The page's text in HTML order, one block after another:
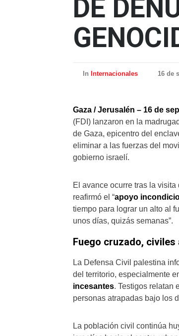
DE
In Internacionales 16 de
Gaza / Jerusalén – 16 de
(FDI) lanzaron en la
de Gaza, epicentro del
eliminar a las fuerzas del
gobierno israelí.
El avance ocurre tras la
reafirmó el “apoyo
tiempo para lograr un alto al
unos días, quizás semanas”.
Fuego cruzado,
La Defensa Civil palestina
del territorio, especialmente
incesantes. Testigos relatan
personas atrapadas bajo los
La población civil continúa